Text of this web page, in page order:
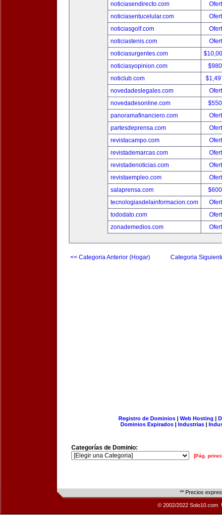
noticiasendirecto.com
noticiasentucelular.com
noticiasgolf.com
noticiastenis.com
noticiasurgentes.com
noticiasyopinion.com
noticlub.com
novedadeslegales.com
novedadesonline.com
panoramafinanciero.com
partesdeprensa.com
revistacampo.com
revistademarcas.com
revistadenoticias.com
revistaempleo.com
salaprensa.com
tecnologiasdelainformacion.com
tododato.com
zonademedios.com
<< Categoria Anterior (Hogar) Categoria
Registro de Dominios| Web Hosting |
Dominios Expirados | Industrias |
Categorías de Dominio:
[Pág.
** Precios
© 2002/2022 Solo10.com